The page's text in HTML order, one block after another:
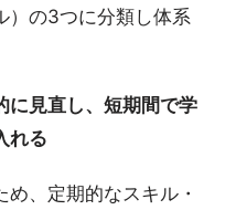
）の3つに分類し体系
に見直し、短期間で学
れる
、定期的なスキル・